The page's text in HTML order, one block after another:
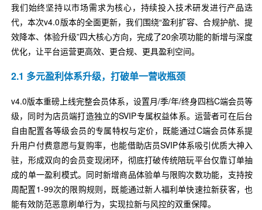
我们始终坚持以市场需求为核心，持续投入技术研发进行产品迭
代，本次v4.0版本的全面更新，我们围绕“盈利扩容、合规护航、提
效降本、体验升级”四大核心方向，完成了20余项功能的新增与深度
优化，让平台运营更高效、更合规、更具盈利空间。
2.1 多元盈利体系升级，打破单一营收瓶颈
v4.0版本重磅上线完整会员体系，设置月/季/年/终身四档C端会员等
级，同时为店员端打造独立的SVIP专属权益体系。运营者可在后台
自由配置各等级会员的专属特权与定价，既能通过C端会员体系提
升用户付费意愿与复购率，也能借助店员SVIP体系吸引优质大神入
驻，形成双向的会员变现闭环，彻底打破传统陪玩平台仅靠订单抽
成的单一盈利模式。同时新增商品体验单与限购次数功能，支持按
周配置1-99次的限购规则，既能通过新人福利单快速拉新获客，也
能有效防范恶意刷单行为，实现拉新与风控的双重保障。